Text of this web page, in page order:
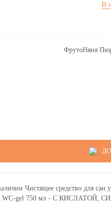
В
WC-gel 750 мл - С КИСЛАТОЙ,